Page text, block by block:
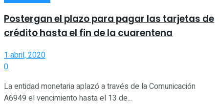
Postergan el plazo para pagar las tarjetas de
crédito hasta el fin de la cuarentena
1 abril, 2020
0
La entidad monetaria aplazó a través de la Comunicación
A6949 el vencimiento hasta el 13 de...